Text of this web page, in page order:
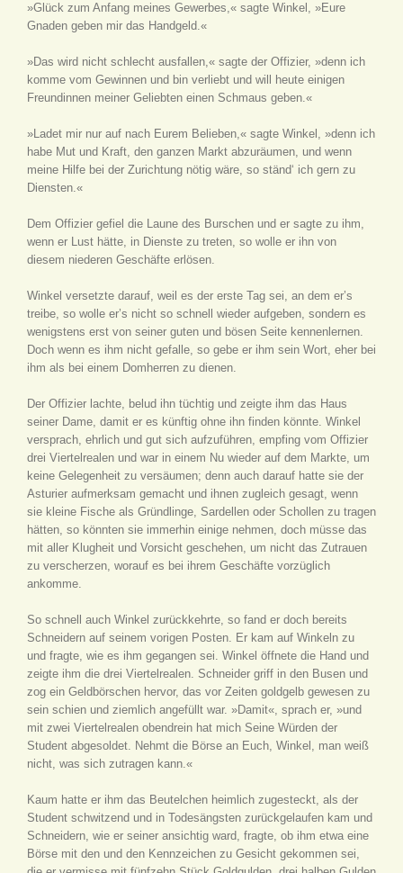
»Glück zum Anfang meines Gewerbes,« sagte Winkel, »Eure
Gnaden geben mir das Handgeld.«
»Das wird nicht schlecht ausfallen,« sagte der Offizier, »denn ich
komme vom Gewinnen und bin verliebt und will heute einigen
Freundinnen meiner Geliebten einen Schmaus geben.«
»Ladet mir nur auf nach Eurem Belieben,« sagte Winkel, »denn ich
habe Mut und Kraft, den ganzen Markt abzuräumen, und wenn
meine Hilfe bei der Zurichtung nötig wäre, so ständ‘ ich gern zu
Diensten.«
Dem Offizier gefiel die Laune des Burschen und er sagte zu ihm,
wenn er Lust hätte, in Dienste zu treten, so wolle er ihn von
diesem niederen Geschäfte erlösen.
Winkel versetzte darauf, weil es der erste Tag sei, an dem er’s
treibe, so wolle er’s nicht so schnell wieder aufgeben, sondern es
wenigstens erst von seiner guten und bösen Seite kennenlernen.
Doch wenn es ihm nicht gefalle, so gebe er ihm sein Wort, eher bei
ihm als bei einem Domherren zu dienen.
Der Offizier lachte, belud ihn tüchtig und zeigte ihm das Haus
seiner Dame, damit er es künftig ohne ihn finden könnte. Winkel
versprach, ehrlich und gut sich aufzuführen, empfing vom Offizier
drei Viertelrealen und war in einem Nu wieder auf dem Markte, um
keine Gelegenheit zu versäumen; denn auch darauf hatte sie der
Asturier aufmerksam gemacht und ihnen zugleich gesagt, wenn
sie kleine Fische als Gründlinge, Sardellen oder Schollen zu tragen
hätten, so könnten sie immerhin einige nehmen, doch müsse das
mit aller Klugheit und Vorsicht geschehen, um nicht das Zutrauen
zu verscherzen, worauf es bei ihrem Geschäfte vorzüglich
ankomme.
So schnell auch Winkel zurückkehrte, so fand er doch bereits
Schneidern auf seinem vorigen Posten. Er kam auf Winkeln zu
und fragte, wie es ihm gegangen sei. Winkel öffnete die Hand und
zeigte ihm die drei Viertelrealen. Schneider griff in den Busen und
zog ein Geldbörschen hervor, das vor Zeiten goldgelb gewesen zu
sein schien und ziemlich angefüllt war. »Damit«, sprach er, »und
mit zwei Viertelrealen obendrein hat mich Seine Würden der
Student abgesoldet. Nehmt die Börse an Euch, Winkel, man weiß
nicht, was sich zutragen kann.«
Kaum hatte er ihm das Beutelchen heimlich zugesteckt, als der
Student schwitzend und in Todesängsten zurückgelaufen kam und
Schneidern, wie er seiner ansichtig ward, fragte, ob ihm etwa eine
Börse mit den und den Kennzeichen zu Gesicht gekommen sei,